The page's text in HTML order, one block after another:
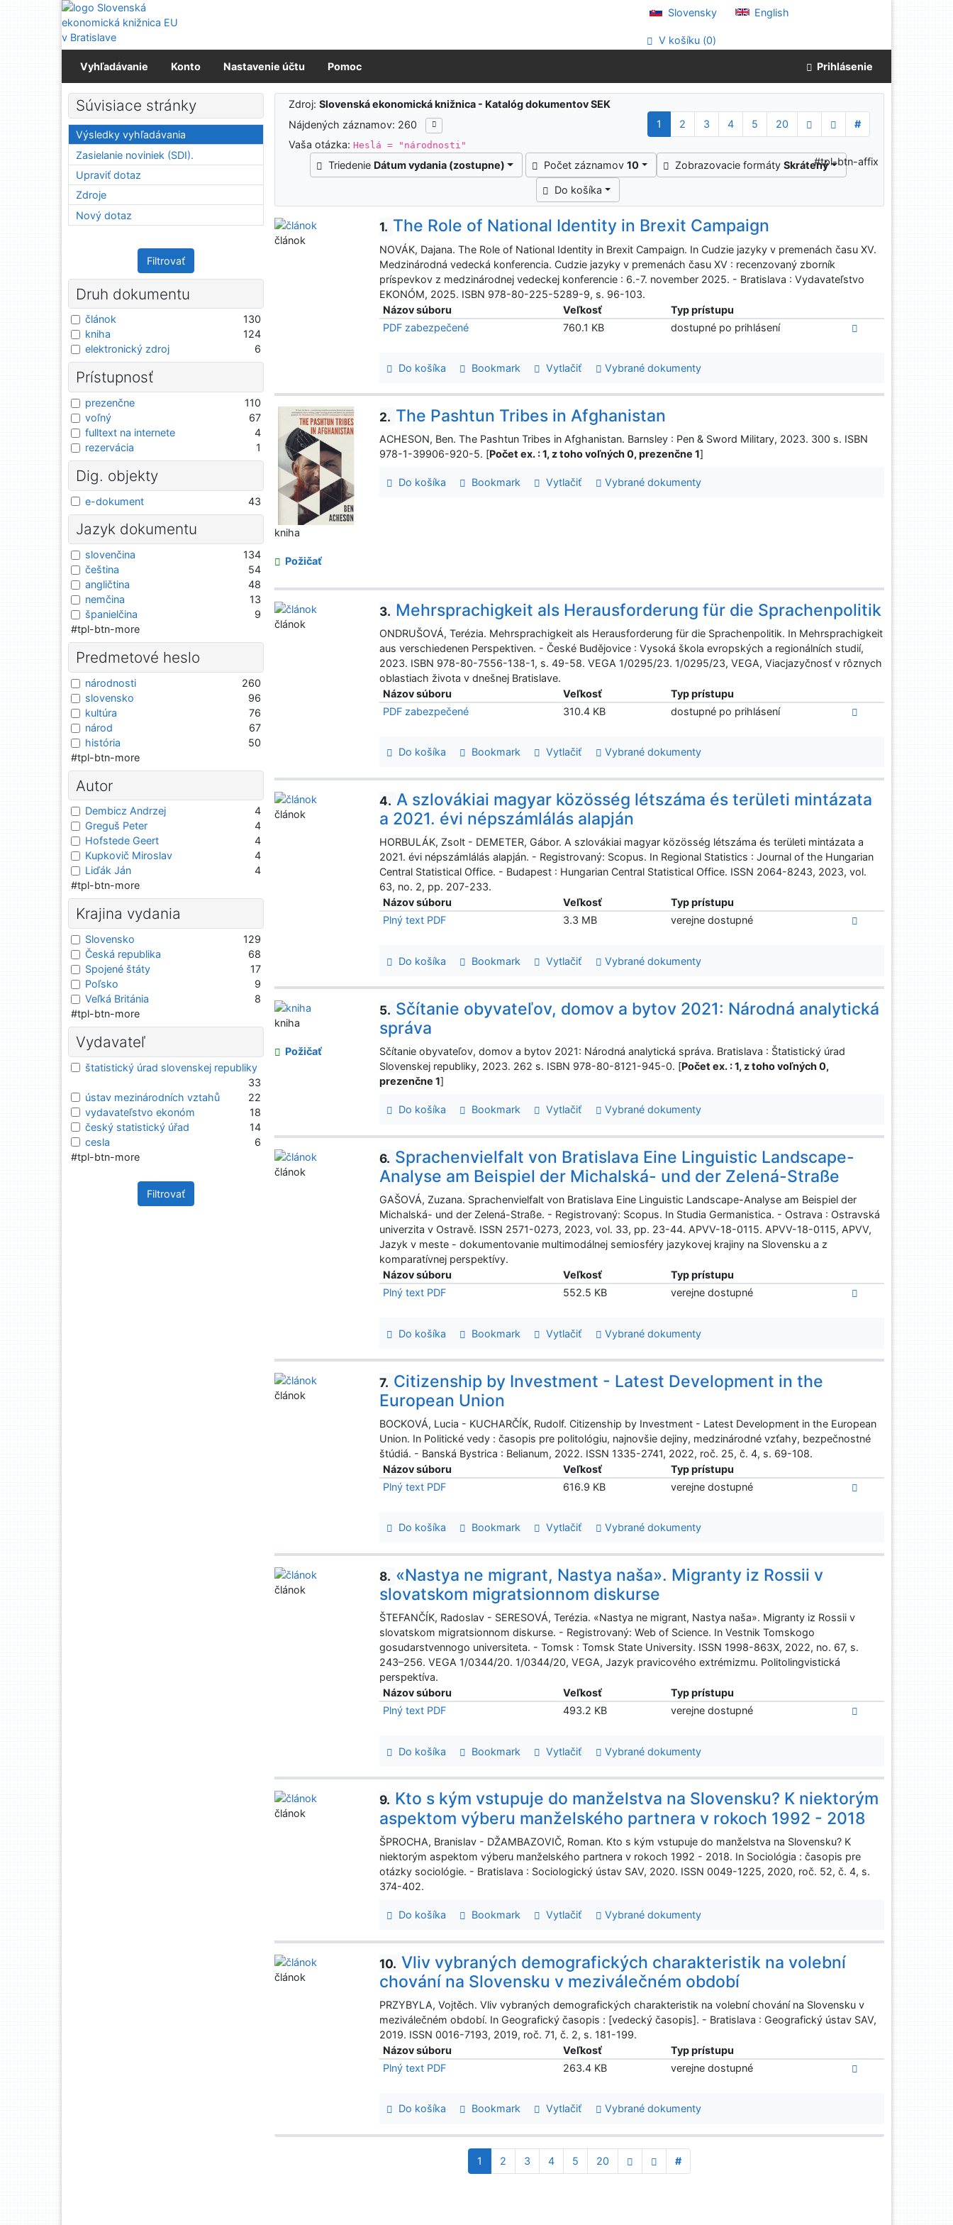
Prejsť na obsah
Prejsť na menu
Prehlásenie o webovej prístupnosti
Slovensky English
V košíku (0)
Vyhľadávanie Konto Nastavenie účtu Pomoc Prihlásenie
Výsledky vyhľadávania
Zdroj:Slovenská ekonomická knižnica - Katalóg dokumentov SEK
Nájdených záznamov: 260
1 2 3 4 5 20
#
Vaša otázka:Heslá = "národnosti"
Triedenie Dátum vydania (zostupne) Počet záznamov10 Zobrazovacie formátySkrátený
Do košíka
#tpl-btn-affix
1. The Role of National Identity in Brexit Campaign
NOVÁK, Dajana. The Role of National Identity in Brexit Campaign. In Cudzie jazyky v premenách času XV.
Medzinárodná vedecká konferencia. Cudzie jazyky v premenách času XV : recenzovaný zborník
príspevkov z medzinárodnej vedeckej konferencie : 6.-7. november 2025. - Bratislava : Vydavateľstvo
EKONÓM, 2025. ISBN 978-80-225-5289-9, s. 96-103.
Názov súboru
Veľkosť
Typ prístupu
PDF zabezpečené
760.1 KB dostupné po prihlásení
Do košíka Bookmark Vytlačiť Vybrané dokumenty
článok
2. The Pashtun Tribes in Afghanistan
ACHESON, Ben. The Pashtun Tribes in Afghanistan. Barnsley : Pen & Sword Military, 2023. 300 s. ISBN
978-1-39906-920-5. [Počet ex. : 1, z toho voľných 0, prezenčne 1]
Do košíka Bookmark Vytlačiť Vybrané dokumenty
kniha
Požičať
3. Mehrsprachigkeit als Herausforderung für die Sprachenpolitik
ONDRUŠOVÁ, Terézia. Mehrsprachigkeit als Herausforderung für die Sprachenpolitik. In Mehrsprachigkeit
aus verschiedenen Perspektiven. - České Budějovice : Vysoká škola evropských a regionálních studií,
2023. ISBN 978-80-7556-138-1, s. 49-58. VEGA 1/0295/23. 1/0295/23, VEGA, Viacjazyčnosť v rôznych
oblastiach života v dnešnej Bratislave.
Názov súboru
Veľkosť
Typ prístupu
PDF zabezpečené
310.4 KB dostupné po prihlásení
Do košíka Bookmark Vytlačiť Vybrané dokumenty
článok
4. A szlovákiai magyar közösség létszáma és területi mintázata
a 2021. évi népszámlálás alapján
HORBULÁK, Zsolt - DEMETER, Gábor. A szlovákiai magyar közösség létszáma és területi mintázata a
2021. évi népszámlálás alapján. - Registrovaný: Scopus. In Regional Statistics : Journal of the Hungarian
Central Statistical Office. - Budapest : Hungarian Central Statistical Office. ISSN 2064-8243, 2023, vol.
63, no. 2, pp. 207-233.
Názov súboru
Veľkosť
Typ prístupu
Plný text PDF
3.3 MB verejne dostupné
Do košíka Bookmark Vytlačiť Vybrané dokumenty
článok
5. Sčítanie obyvateľov, domov a bytov 2021: Národná analytická
správa
Sčítanie obyvateľov, domov a bytov 2021: Národná analytická správa. Bratislava : Štatistický úrad
Slovenskej republiky, 2023. 262 s. ISBN 978-80-8121-945-0. [Počet ex. : 1, z toho voľných 0,
prezenčne 1]
Do košíka Bookmark Vytlačiť Vybrané dokumenty
kniha
Požičať
6. Sprachenvielfalt von Bratislava Eine Linguistic Landscape-
Analyse am Beispiel der Michalská- und der Zelená-Straße
GAŠOVÁ, Zuzana. Sprachenvielfalt von Bratislava Eine Linguistic Landscape-Analyse am Beispiel der
Michalská- und der Zelená-Straße. - Registrovaný: Scopus. In Studia Germanistica. - Ostrava : Ostravská
univerzita v Ostravě. ISSN 2571-0273, 2023, vol. 33, pp. 23-44. APVV-18-0115. APVV-18-0115, APVV,
Jazyk v meste - dokumentovanie multimodálnej semiosféry jazykovej krajiny na Slovensku a z
komparatívnej perspektívy.
Názov súboru
Veľkosť
Typ prístupu
Plný text PDF
552.5 KB verejne dostupné
Do košíka Bookmark Vytlačiť Vybrané dokumenty
článok
7. Citizenship by Investment - Latest Development in the
European Union
BOCKOVÁ, Lucia - KUCHARČÍK, Rudolf. Citizenship by Investment - Latest Development in the European
Union. In Politické vedy : časopis pre politológiu, najnovšie dejiny, medzinárodné vzťahy, bezpečnostné
štúdiá. - Banská Bystrica : Belianum, 2022. ISSN 1335-2741, 2022, roč. 25, č. 4, s. 69-108.
Názov súboru
Veľkosť
Typ prístupu
Plný text PDF
616.9 KB verejne dostupné
Do košíka Bookmark Vytlačiť Vybrané dokumenty
článok
8. «Nastya ne migrant, Nastya naša». Migranty iz Rossii v
slovatskom migratsionnom diskurse
ŠTEFANČÍK, Radoslav - SERESOVÁ, Terézia. «Nastya ne migrant, Nastya naša». Migranty iz Rossii v
slovatskom migratsionnom diskurse. - Registrovaný: Web of Science. In Vestnik Tomskogo
gosudarstvennogo universiteta. - Tomsk : Tomsk State University. ISSN 1998-863X, 2022, no. 67, s.
243–256. VEGA 1/0344/20. 1/0344/20, VEGA, Jazyk pravicového extrémizmu. Politolingvistická
perspektíva.
Názov súboru
Veľkosť
Typ prístupu
Plný text PDF
493.2 KB verejne dostupné
Do košíka Bookmark Vytlačiť Vybrané dokumenty
článok
9. Kto s kým vstupuje do manželstva na Slovensku? K niektorým
aspektom výberu manželského partnera v rokoch 1992 - 2018
ŠPROCHA, Branislav - DŽAMBAZOVIČ, Roman. Kto s kým vstupuje do manželstva na Slovensku? K
niektorým aspektom výberu manželského partnera v rokoch 1992 - 2018. In Sociológia : časopis pre
otázky sociológie. - Bratislava : Sociologický ústav SAV, 2020. ISSN 0049-1225, 2020, roč. 52, č. 4, s.
374-402.
Do košíka Bookmark Vytlačiť Vybrané dokumenty
článok
10. Vliv vybraných demografických charakteristik na volební
chování na Slovensku v meziválečném období
PRZYBYLA, Vojtěch. Vliv vybraných demografických charakteristik na volební chování na Slovensku v
meziválečném období. In Geografický časopis : [vedecký časopis]. - Bratislava : Geografický ústav SAV,
2019. ISSN 0016-7193, 2019, roč. 71, č. 2, s. 181-199.
Názov súboru
Veľkosť
Typ prístupu
Plný text PDF
263.4 KB verejne dostupné
Do košíka Bookmark Vytlačiť Vybrané dokumenty
článok
1 2 3 4 5 20 #
Súvisiace stránky
Výsledky vyhľadávania
Zasielanie noviniek (SDI).
Upraviť dotaz
Zdroje
Nový dotaz
Filtrovať
Druh dokumentu
článok
130
kniha
124
elektronický zdroj
6
Prístupnosť
prezenčne
110
voľný
67
fulltext na internete
4
rezervácia
1
Dig. objekty
e-dokument 43
Jazyk dokumentu
slovenčina
134
čeština
54
angličtina
48
nemčina
13
španielčina
9
#tpl-btn-more
Predmetové heslo
národnosti
260
slovensko
96
kultúra
76
národ
67
história
50
#tpl-btn-more
Autor
Dembicz Andrzej
4
Greguš Peter
4
Hofstede Geert
4
Kupkovič Miroslav
4
Liďák Ján
4
#tpl-btn-more
Krajina vydania
Slovensko
129
Česká republika
68
Spojené štáty
17
Poľsko
9
Veľká Británia
8
#tpl-btn-more
Vydavateľ
štatistický úrad slovenskej republiky
33
ústav mezinárodních vztahů
22
vydavateľstvo ekonóm
18
český statistický úřad
14
cesla
6
#tpl-btn-more
Filtrovať